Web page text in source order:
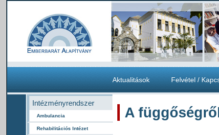
Aktualitások Felvétel /
Intézményrendszer
Ambulancia
Rehabilitációs Intézet
A